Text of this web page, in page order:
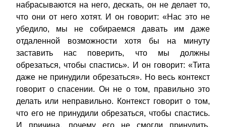
набрасываются на него, дескать, он не делает то,
что они от него хотят. И он говорит: «Нас это не
убедило, мы не собираемся давать им даже
отдаленной возможности хотя бы на минуту
заставить нас поверить, что мы должны
обрезаться, чтобы спастись». И он говорит: «Тита
даже не принудили обрезаться». Но весь контекст
говорит о спасении. Он не о том, правильно это
делать или неправильно. Контекст говорит о том,
что его не принудили обрезаться, чтобы спастись.